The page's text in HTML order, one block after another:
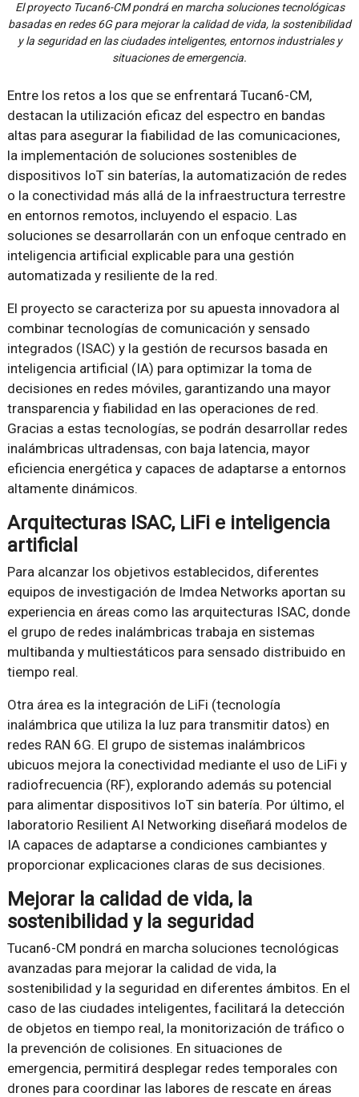
El proyecto Tucan6-CM pondrá en marcha soluciones tecnológicas
basadas en redes 6G para mejorar la calidad de vida, la sostenibilidad
y la seguridad en las ciudades inteligentes, entornos industriales y
situaciones de emergencia.
Entre los retos a los que se enfrentará Tucan6-CM,
destacan la utilización eficaz del espectro en bandas
altas para asegurar la fiabilidad de las comunicaciones,
la implementación de soluciones sostenibles de
dispositivos IoT sin baterías, la automatización de redes
o la conectividad más allá de la infraestructura terrestre
en entornos remotos, incluyendo el espacio. Las
soluciones se desarrollarán con un enfoque centrado en
inteligencia artificial explicable para una gestión
automatizada y resiliente de la red.
El proyecto se caracteriza por su apuesta innovadora al
combinar tecnologías de comunicación y sensado
integrados (ISAC) y la gestión de recursos basada en
inteligencia artificial (IA) para optimizar la toma de
decisiones en redes móviles, garantizando una mayor
transparencia y fiabilidad en las operaciones de red.
Gracias a estas tecnologías, se podrán desarrollar redes
inalámbricas ultradensas, con baja latencia, mayor
eficiencia energética y capaces de adaptarse a entornos
altamente dinámicos.
Arquitecturas ISAC, LiFi e inteligencia
artificial
Para alcanzar los objetivos establecidos, diferentes
equipos de investigación de Imdea Networks aportan su
experiencia en áreas como las arquitecturas ISAC, donde
el grupo de redes inalámbricas trabaja en sistemas
multibanda y multiestáticos para sensado distribuido en
tiempo real.
Otra área es la integración de LiFi (tecnología
inalámbrica que utiliza la luz para transmitir datos) en
redes RAN 6G. El grupo de sistemas inalámbricos
ubicuos mejora la conectividad mediante el uso de LiFi y
radiofrecuencia (RF), explorando además su potencial
para alimentar dispositivos IoT sin batería. Por último, el
laboratorio Resilient AI Networking diseñará modelos de
IA capaces de adaptarse a condiciones cambiantes y
proporcionar explicaciones claras de sus decisiones.
Mejorar la calidad de vida, la
sostenibilidad y la seguridad
Tucan6-CM pondrá en marcha soluciones tecnológicas
avanzadas para mejorar la calidad de vida, la
sostenibilidad y la seguridad en diferentes ámbitos. En el
caso de las ciudades inteligentes, facilitará la detección
de objetos en tiempo real, la monitorización de tráfico o
la prevención de colisiones. En situaciones de
emergencia, permitirá desplegar redes temporales con
drones para coordinar las labores de rescate en áreas